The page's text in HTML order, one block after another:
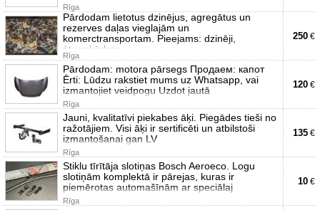
Rīga
Pārdodam lietotus dzinējus, agregātus un
rezerves daļas vieglajām un
komerctransportam. Pieejams: dzinēji,
ātrumkārbas,
Rīga
250 €
Pārdodam: motora pārsegs Продаем: капот
Ērti: Lūdzu rakstiet mums uz Whatsapp, vai
izmantojiet veidpogu Uzdot jautā
Rīga
120 €
Jauni, kvalitatīvi piekabes āķi. Piegādes tieši no
ražotājiem. Visi āķi ir sertificēti un atbilstoši
izmantošanai gan LV
Rīga
135 €
Stiklu tīrītāja slotiņas Bosch Aeroeco. Logu
slotiņām komplektā ir pārejas, kuras ir
piemērotas automašīnām ar speciālaj
Rīga
10 €